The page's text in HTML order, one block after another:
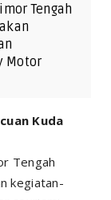
Tengah
Motor
Kuda
Tengah
kegiatan-